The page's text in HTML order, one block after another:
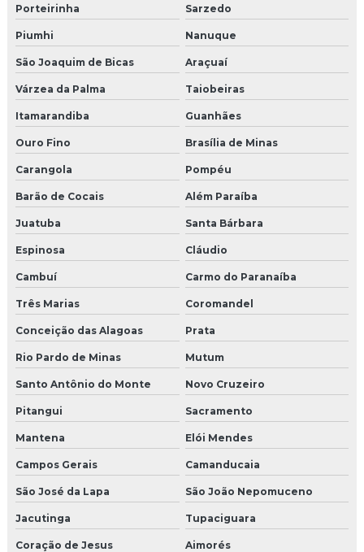
Porteirinha Sarzedo
Piumhi Nanuque
São Joaquim de Bicas Araçuaí
Várzea da Palma Taiobeiras
Itamarandiba Guanhães
Ouro Fino Brasília de Minas
Carangola Pompéu
Barão de Cocais Além Paraíba
Juatuba Santa Bárbara
Espinosa Cláudio
Cambuí Carmo do Paranaíba
Três Marias Coromandel
Conceição das Alagoas Prata
Rio Pardo de Minas Mutum
Santo Antônio do Monte Novo Cruzeiro
Pitangui Sacramento
Mantena Elói Mendes
Campos Gerais Camanducaia
São José da Lapa São João Nepomuceno
Jacutinga Tupaciguara
Coração de Jesus Aimorés